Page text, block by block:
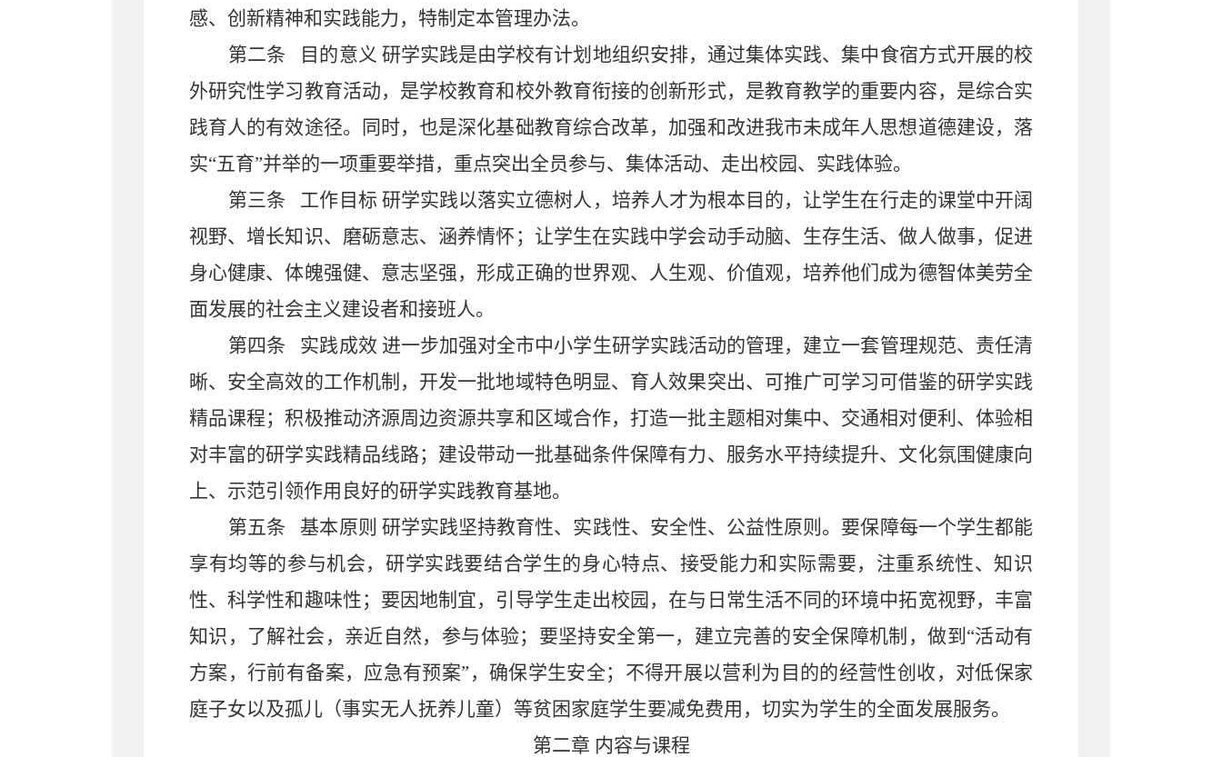
感、创新精神和实践能力，特制定本管理办法。
第二条
目的意义 研学实践是由学校有计划地组织安排，通过集体实践、集中食宿方式开展的校
外研究性学习教育活动，是学校教育和校外教育衔接的创新形式，是教育教学的重要内容，是综合实
践育人的有效途径。同时，也是深化基础教育综合改革，加强和改进我市未成年人思想道德建设，落
实“五育”并举的一项重要举措，重点突出全员参与、集体活动、走出校园、实践体验。
第三条
工作目标 研学实践以落实立德树人，培养人才为根本目的，让学生在行走的课堂中开阔
视野、增长知识、磨砺意志、涵养情怀；让学生在实践中学会动手动脑、生存生活、做人做事，促进
身心健康、体魄强健、意志坚强，形成正确的世界观、人生观、价值观，培养他们成为德智体美劳全
面发展的社会主义建设者和接班人。
第四条
实践成效 进一步加强对全市中小学生研学实践活动的管理，建立一套管理规范、责任清
晰、安全高效的工作机制，开发一批地域特色明显、育人效果突出、可推广可学习可借鉴的研学实践
精品课程；积极推动济源周边资源共享和区域合作，打造一批主题相对集中、交通相对便利、体验相
对丰富的研学实践精品线路；建设带动一批基础条件保障有力、服务水平持续提升、文化氛围健康向
上、示范引领作用良好的研学实践教育基地。
第五条
基本原则 研学实践坚持教育性、实践性、安全性、公益性原则。要保障每一个学生都能
享有均等的参与机会，研学实践要结合学生的身心特点、接受能力和实际需要，注重系统性、知识
性、科学性和趣味性；要因地制宜，引导学生走出校园，在与日常生活不同的环境中拓宽视野，丰富
知识，了解社会，亲近自然，参与体验；要坚持安全第一，建立完善的安全保障机制，做到 “活动有
方案，行前有备案，应急有预案”，确保学生安全；不得开展以营利为目的的经营性创收，对低保家
庭子女以及孤儿（事实无人抚养儿童）等贫困家庭学生要减免费用，切实为学生的全面发展服务。
第二章 内容与课程